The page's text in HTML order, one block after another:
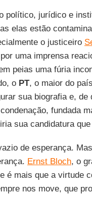
político, jurídico e
elas estão
o justiceiro
uma imprensa
peias uma fúria
o PT, o maior do
sua biografia e, de
fundada
sua candidatura
de esperança.
Ernst Bloch, o
é mais que a virtude
nos move, que